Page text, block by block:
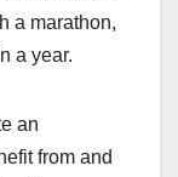
a marathon,
a year.
an
from and